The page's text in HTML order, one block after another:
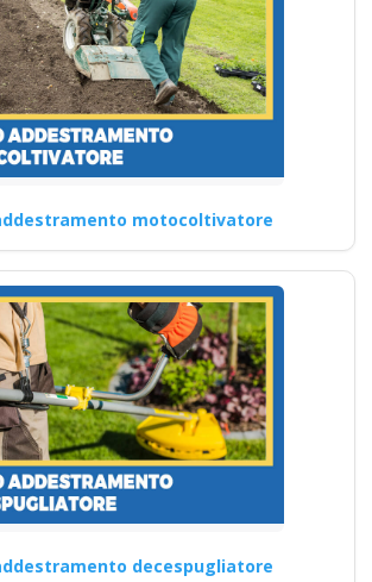
motocoltivatore
decespugliatore